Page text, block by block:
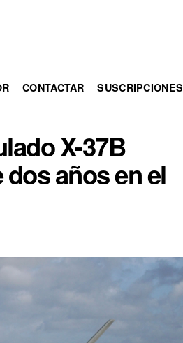
CONTACTAR SUSCRIPCIONES
X-37B
años en el